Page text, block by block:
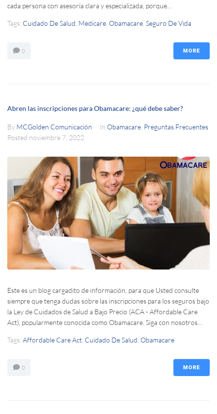
cada persona con asesoría clara y especializada, porque...
Tags: Cuidado De Salud Medicare Obamacare Seguro De Vida
0 MORE
Abren las inscripciones para Obamacare: ¿qué debe saber?
By MCGolden Comunicación In Obamacare Preguntas Frecuentes
Posted noviembre 7, 2022
Este es un blog cargadito de información, para que Usted consulte
siempre que tenga dudas sobre las inscripciones para los seguros bajo
la Ley de Cuidados de Salud a Bajo Precio (ACA - Affordable Care
Act), popularmente conocida como Obamacare. Siga con nosotros…
Tags: Affordable Care Act Cuidado De Salud Obamacare
0 MORE